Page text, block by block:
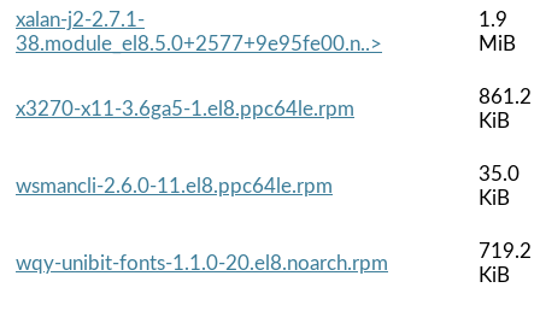
xalan-j2-2.7.1-
38.module_el8.5.0+2577+9e95fe00.n..>
1.9
MiB
x3270-x11-3.6ga5-1.el8.ppc64le.rpm
861.2
KiB
wsmancli-2.6.0-11.el8.ppc64le.rpm
35.0
KiB
wqy-unibit-fonts-1.1.0-20.el8.noarch.rpm
719.2
KiB